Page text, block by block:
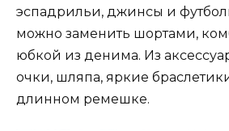
эспадрильи, джинсы и
можно заменить шортами,
юбкой из денима. Из
очки, шляпа, яркие
длинном ремешке.